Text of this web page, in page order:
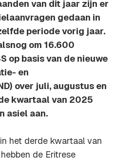
van dit jaar zijn er
gedaan in
periode vorig jaar.
om 16.600
op basis van de nieuwe
en
over juli, augustus en
kwartaal van 2025
asiel aan.
het derde kwartaal van
de Eritrese